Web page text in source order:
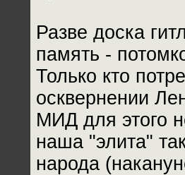
Разве доска
память -
Только кто
осквернении
МИД для этого
наша "элита"
народа